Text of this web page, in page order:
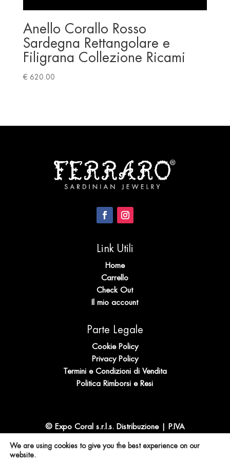
Anello Corallo Rosso
Sardegna Rettangolare e
Filigrana Collezione Ricami
€ 620.00
Link Utili
Home
Carrello
Check Out
Il mio account
Parte Legale
Cookie Policy
Privacy Policy
Termini e Condizioni di Vendita
Politica Rimborsi e Resi
© Expo Coral s.r.l.s. Distribuzione | P.IVA
We are using cookies to give you the best experience on our
website.